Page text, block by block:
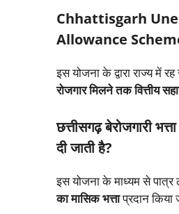
Chhattisgarh
Allowance
इस योजना के द्वारा राज्य में
रोजगार मिलने तक वित्तीय
छत्तीसगढ़ बेरोजगारी
दी जाती है?
इस योजना के माध्यम से पात्र
का मासिक भत्ताप्रदान किया